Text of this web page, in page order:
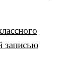
записью